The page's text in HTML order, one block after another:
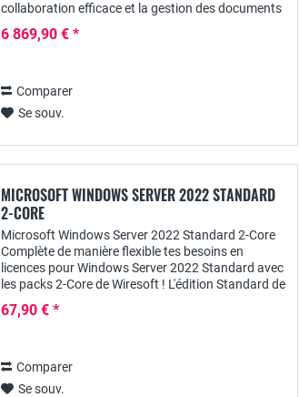
collaboration efficace et la gestion des documents
6 869,90 € *
Comparer
Se souv.
MICROSOFT WINDOWS SERVER 2022 STANDARD
2-CORE
Microsoft Windows Server 2022 Standard 2-Core
Complète de manière flexible tes besoins en
licences pour Windows Server 2022 Standard avec
les packs 2-Core de Wiresoft ! L'édition Standard de
67,90 € *
Comparer
Se souv.